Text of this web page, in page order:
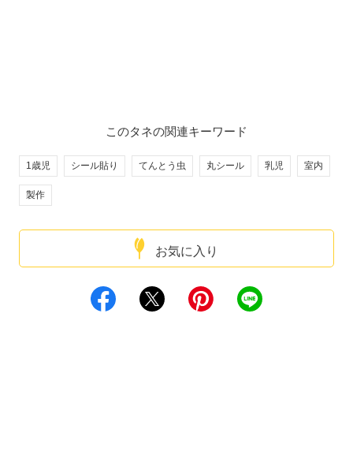
お気に入り
このタネの関連キーワード
1歳児 シール貼り てんとう虫 丸シール 乳児 室内
製作